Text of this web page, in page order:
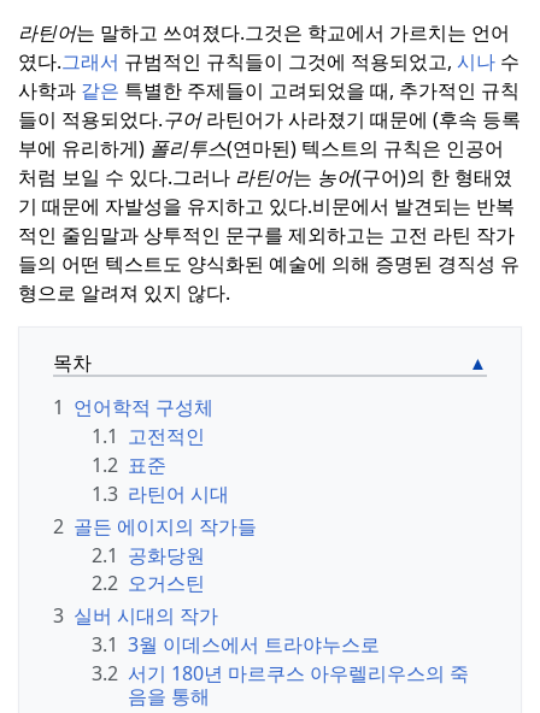
라틴어는 말하고 쓰여졌다.그것은 학교에서 가르치는 언어
였다.그래서 규범적인 규칙들이 그것에 적용되었고, 시나 수
사학과 같은 특별한 주제들이 고려되었을 때, 추가적인 규칙
들이 적용되었다.구어라틴어가 사라졌기 때문에 (후속 등록
부에 유리하게) 폴리투스(연마된) 텍스트의 규칙은 인공어
처럼 보일 수 있다.그러나 라틴어는 농어(구어)의 한 형태였
기 때문에 자발성을 유지하고 있다.비문에서 발견되는 반복
적인 줄임말과 상투적인 문구를 제외하고는 고전 라틴 작가
들의 어떤 텍스트도 양식화된 예술에 의해 증명된 경직성 유
형으로 알려져 있지 않다.
목차
1 언어학적 구성체
1.1 고전적인
1.2 표준
1.3 라틴어 시대
2 골든 에이지의 작가들
2.1 공화당원
2.2 오거스틴
3 실버 시대의 작가
3.1 3월 이데스에서 트라야누스로
3.2 서기 180년 마르쿠스 아우렐리우스의 죽
음을 통해